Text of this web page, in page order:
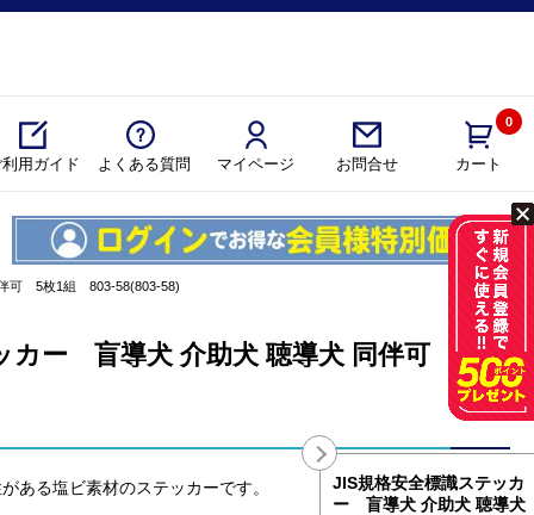
用ガイド よくある質問 マイページ お問合せ カート
0
可 5枚1組 803-58(803-58)
カー 盲導犬 介助犬 聴導犬 同伴可 5枚
ある塩ビ素材のステッカーです。
JIS規格安全標識ステッカ
ー 盲導犬 介助犬 聴導犬